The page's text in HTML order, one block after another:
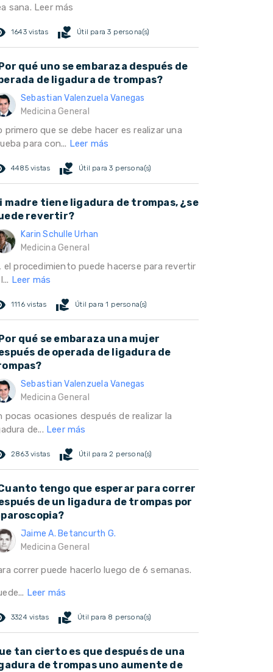
sana. Leer más
1643 vistas volunteer_activism Útil para 3 persona(s)
qué uno se embaraza después de
de ligadura de trompas?
Sebastian Valenzuela Vanegas
Medicina General
primero que se debe hacer es realizar una
para con... Leer más
4485 vistas volunteer_activism Útil para 3 persona(s)
madre tiene ligadura de trompas, ¿se
revertir?
Karin Schulle Urhan
Medicina General
el procedimiento puede hacerse para revertir
Leer más
1116 vistas volunteer_activism Útil para 1 persona(s)
qué se embaraza una mujer
de operada de ligadura de
Sebastian Valenzuela Vanegas
Medicina General
pocas ocasiones después de realizar la
de... Leer más
2863 vistas volunteer_activism Útil para 2 persona(s)
tengo que esperar para correr
de un ligadura de trompas por
Jaime A. Betancurth G.
Medicina General
correr puede hacerlo luego de 6 semanas.
Leer más
3324 vistas volunteer_activism Útil para 8 persona(s)
tan cierto es que después de una
de trompas uno aumente de